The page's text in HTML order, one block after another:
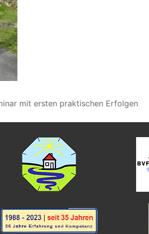
mit ersten praktischen Erfolgen